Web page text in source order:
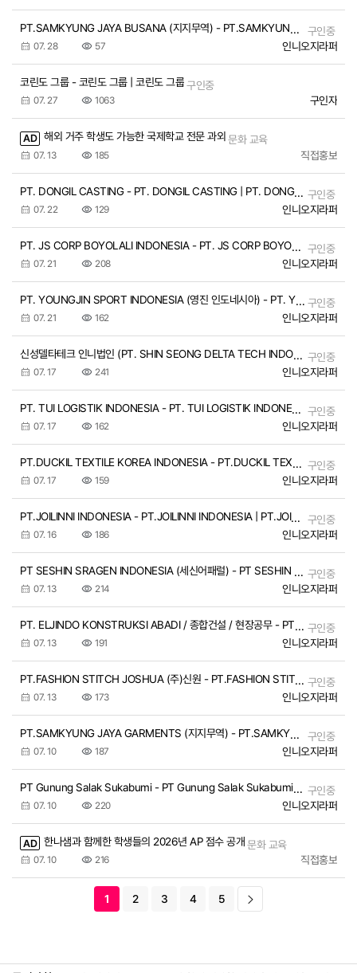
PT.SAMKYUNG JAYA BUSANA (지지무역) - PT.SAMKYUNG JAYA BUSANA (지지무역) | PT.SAMKYUNG JAYA BUSANA (지지무역)
구인중
인니오지라퍼
07. 28 57
코린도 그룹 - 코린도 그룹 | 코린도 그룹구인중
구인자
07. 27 1063
AD 해외 거주 학생도 가능한 국제학교 전문 과외 문화 교육
직접홍보
07. 13 185
PT. DONGIL CASTING - PT. DONGIL CASTING | PT. DONGIL CASTING 구인중
인니오지라퍼
07. 22 129
PT. JS CORP BOYOLALI INDONESIA - PT. JS CORP BOYOLALI INDONESIA | PT. JS CORP BOYOLALI INDONESIA 구인중
인니오지라퍼
07. 21 208
PT. YOUNGJIN SPORT INDONESIA (영진 인도네시아) - PT. YOUNGJIN SPORT INDONESIA (영진 인도네시아) | PT. YOUNGJIN SPORT INDONESIA (영진 인도… 구인중
인니오지라퍼
07. 21 162
신성델타테크 인니법인 (PT. SHIN SEONG DELTA TECH INDONESIA) - 신성델타테크 인니법인 (PT. SHIN SEONG DELTA TECH INDONESIA) | 신성델타테크 인니법인 (PT. SHIN SEONG DELTA T… 구인중
인니오지라퍼
07. 17 241
PT. TUI LOGISTIK INDONESIA - PT. TUI LOGISTIK INDONESIA | PT. TUI LOGISTIK INDONESIA 구인중
인니오지라퍼
07. 17 162
PT.DUCKIL TEXTILE KOREA INDONESIA - PT.DUCKIL TEXTILE KOREA INDONESIA | PT.DUCKIL TEXTILE KOREA INDONESIA 구인중
인니오지라퍼
07. 17 159
PT.JOILINNI INDONESIA - PT.JOILINNI INDONESIA | PT.JOILINNI INDONESIA
구인중
인니오지라퍼
07. 16 186
PT SESHIN SRAGEN INDONESIA (세신어패럴) - PT SESHIN SRAGEN INDONESIA (세신어패럴) | PT SESHIN SRAGEN INDONESIA (세신어패럴) / 제조업(의류) 구인중
인니오지라퍼
07. 13 214
PT. ELJINDO KONSTRUKSI ABADI / 종합건설 / 현장공무 - PT. ELJINDO KONSTRUKSI ABADI / 종합건설 / 현장공무 | PT. ELJINDO KONSTRUKSI ABADI / 종합건설… 구인중
인니오지라퍼
07. 13 191
PT.FASHION STITCH JOSHUA (주)신원 - PT.FASHION STITCH JOSHUA (주)신원 | PT.FASHION STITCH JOSHUA (주)신원 구인중
인니오지라퍼
07. 13 173
PT.SAMKYUNG JAYA GARMENTS (지지무역) - PT.SAMKYUNG JAYA GARMENTS (지지무역) | PT.SAMKYUNG JAYA GARMENTS (지지무역)
구인중
인니오지라퍼
07. 10 187
PT Gunung Salak Sukabumi - PT Gunung Salak Sukabumi | PT Gunung Salak Sukabumi 구인중
인니오지라퍼
07. 10 220
AD 한나샘과 함께한 학생들의 2026년 AP 점수 공개문화 교육
직접홍보
07. 10 216
1 2 3 4 5
[공지] 농끄롱 소모임 당주 모집_ 농끄롱 당주가 되어보세요! 당신의 모
[공지] 사장님 주목! 농끄롱과 함께 성장할 업체 후원 & 제휴 모집